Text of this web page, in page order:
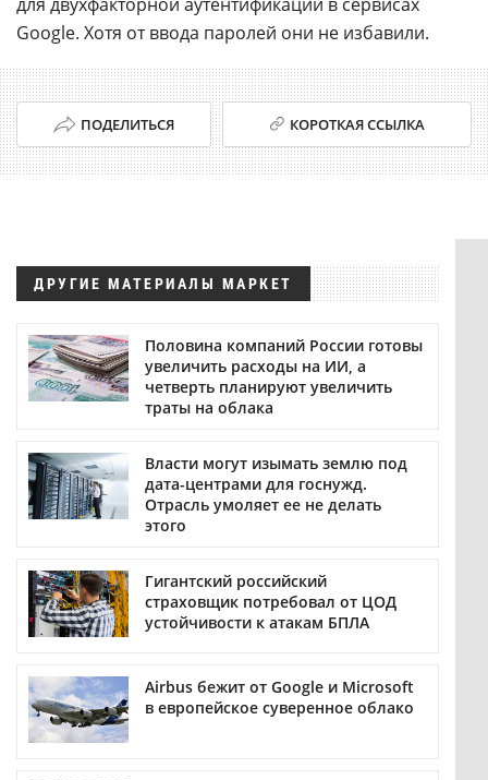
Google. Хотя от ввода паролей они не избавили.
ПОДЕЛИТЬСЯ КОРОТКАЯ ССЫЛКА
ДРУГИЕ МАТЕРИАЛЫ МАРКЕТ
Половина компаний России готовы
увеличить расходы на ИИ, а
четверть планируют увеличить
траты на облака
Власти могут изымать землю под
дата-центрами для госнужд.
Отрасль умоляет ее не делать
этого
Гигантский российский
страховщик потребовал от ЦОД
устойчивости к атакам БПЛА
Airbus бежит от Google и Microsoft
в европейское суверенное облако